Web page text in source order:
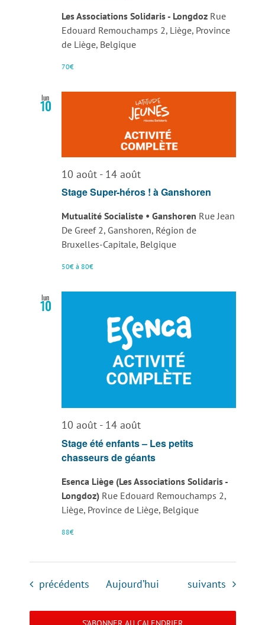
Les Associations Solidaris - Longdoz Rue
Edouard Remouchamps 2, Liège, Province
de Liège, Belgique
70€
lun
10
10 août- 14 août
Stage Super-héros ! à Ganshoren
Mutualité Socialiste • Ganshoren Rue Jean
De Greef 2, Ganshoren, Région de
Bruxelles-Capitale, Belgique
50€ à 80€
lun
10
10 août- 14 août
Stage été enfants – Les petits
chasseurs de géants
Esenca Liège (Les Associations Solidaris -
Longdoz) Rue Edouard Remouchamps 2,
Liège, Province de Liège, Belgique
88€
Évènements
précédents Aujourd’hui Évènements
suivants